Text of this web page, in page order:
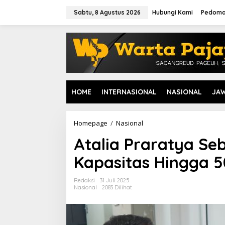
Sabtu, 8 Agustus 2026 Hubungi Kami
HOME INTERNASIONAL NASIONAL
Homepage / Nasional
a
l
i
a
r
a
Atalia Praratya
Kapasitas Hingga
Redaksi
31 Juli 2025
Nasional
2083 Dilihat